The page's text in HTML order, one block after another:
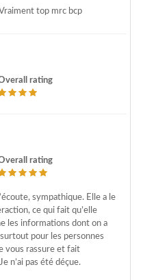
Vraiment top mrc bcp
rating
rating
sympathique. Elle a le
ce qui fait qu’elle
les informations dont on a
pour les personnes
vous rassure et fait
n’ai pas été déçue.